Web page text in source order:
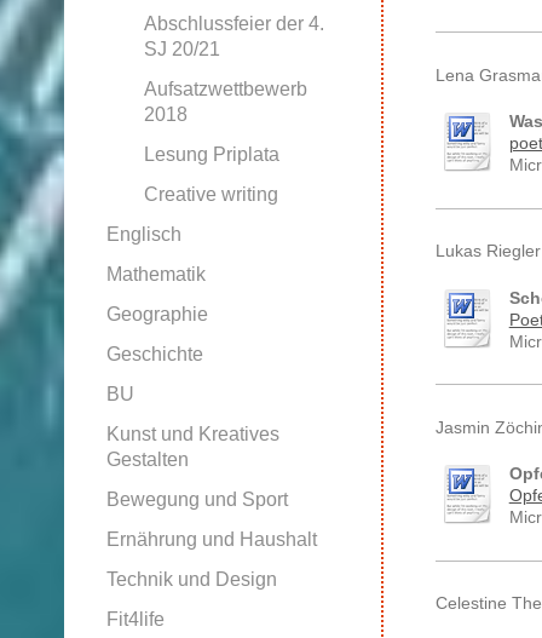
Lena
Lukas Riegler
Jasmin
Celestine
Abschlussfeier der 4.
SJ 20/21
Aufsatzwettbewerb
2018
Lesung Priplata
Creative writing
Englisch
Mathematik
Geographie
Geschichte
BU
Kunst und Kreatives
Gestalten
Bewegung und Sport
Ernährung und Haushalt
Technik und Design
Fit4life